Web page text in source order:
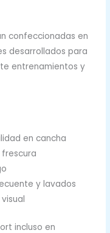
confeccionadas en
desarrollados para
entrenamientos y
en cancha
y lavados
incluso en